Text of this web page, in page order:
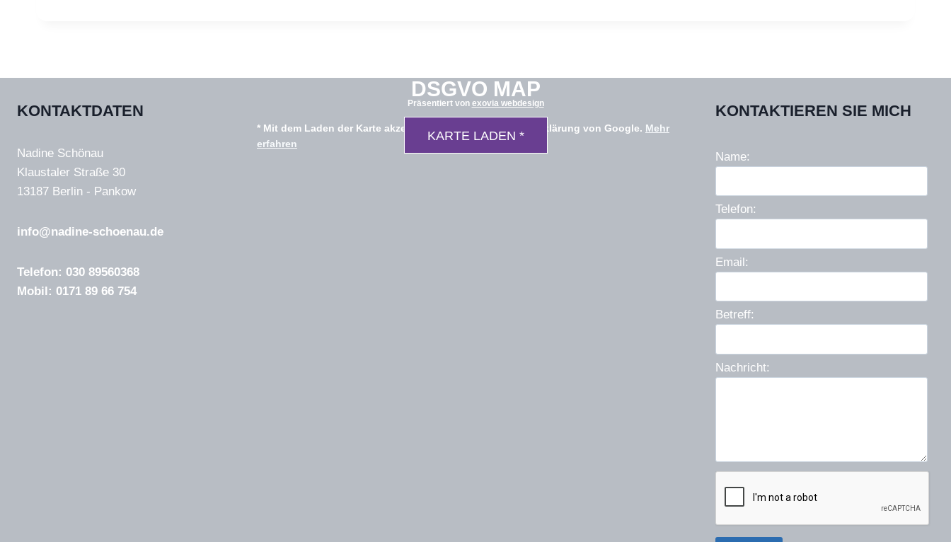
KONTAKTDATEN
Nadine Schönau
Klaustaler Straße 30
13187 Berlin - Pankow
info@nadine-schoenau.de
Telefon: 030 89560368
Mobil: 0171 89 66 754
DSGVO MAP
KARTE LADEN *
Präsentiert von exovia webdesign
* Mit dem Laden der Karte akzeptierst du die Datenschutzerklärung von Google. Mehr
erfahren
KONTAKTIEREN SIE MICH
Name:
Telefon:
Email:
Betreff:
Nachricht: